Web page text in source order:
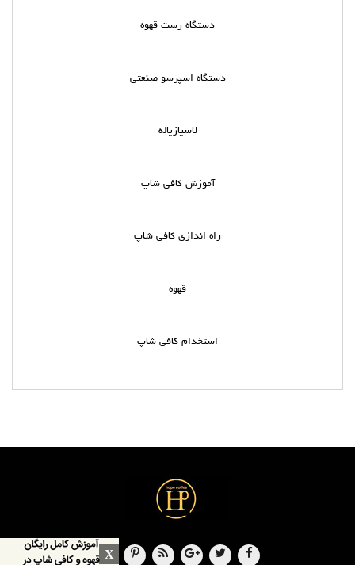
X
دستگاه رست قهوه
دستگاه اسپرسو صنعتی
لاسپازیاله
آموزش کافی شاپ
راه اندازی کافی شاپ
قهوه
استخدام کافی شاپ